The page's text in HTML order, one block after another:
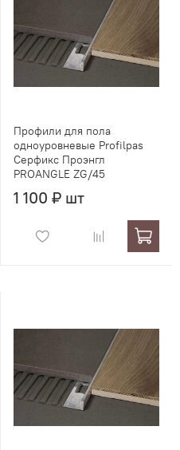
Профили для пола
одноуровневые Profilpas
Серфикс Проэнгл
PROANGLE ZG/45
1 100 ₽ шт